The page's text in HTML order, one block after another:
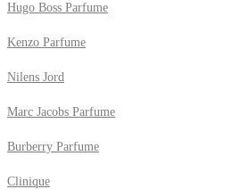
Hugo Boss Parfume
Kenzo Parfume
Nilens Jord
Marc Jacobs Parfume
Burberry Parfume
Clinique